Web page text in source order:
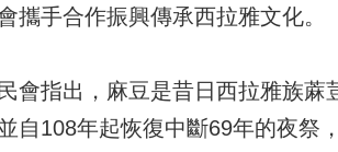
攜手合作振興傳承西拉雅文化。
會指出，麻豆是昔日西拉雅族
自108年起恢復中斷69年的夜祭